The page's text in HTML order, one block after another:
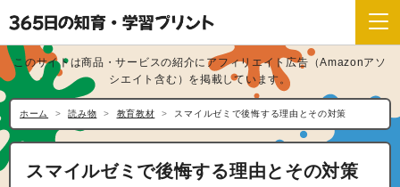
このサイトは商品・サービスの紹介にアフィリエイト広告（Amazonアソ
シエイト含む）を掲載しています。
ホーム 読み物 教育教材 スマイルゼミで後悔する理由とその対策
スマイルゼミで後悔する理由とその対策